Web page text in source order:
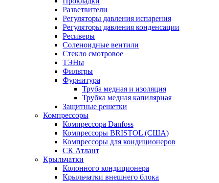
Разветвители
Регуляторы давления испарения
Регуляторы давления конденсации
Ресиверы
Соленоидные вентили
Стекло смотровое
ТЭНы
Фильтры
Фурнитура
Труба медная и изоляция
Трубка медная капилярная
Защитные решетки
Компрессоры
Компрессора Danfoss
Компрессоры BRISTOL (США)
Компрессоры для кондиционеров
СК Атлант
Крыльчатки
Колонного кондиционера
Крыльчатки внешнего блока